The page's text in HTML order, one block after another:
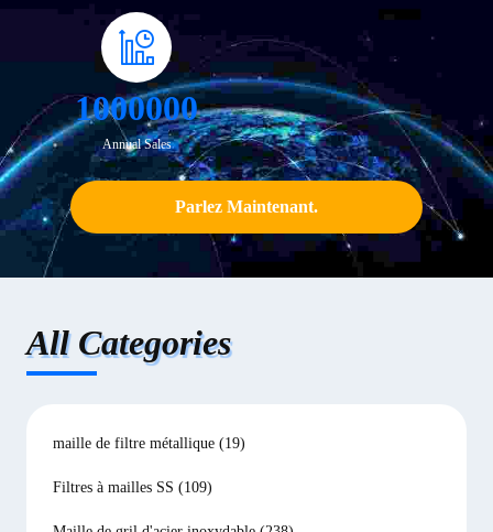
1000000
Annual Sales
Parlez Maintenant.
All Categories
maille de filtre métallique (19)
Filtres à mailles SS (109)